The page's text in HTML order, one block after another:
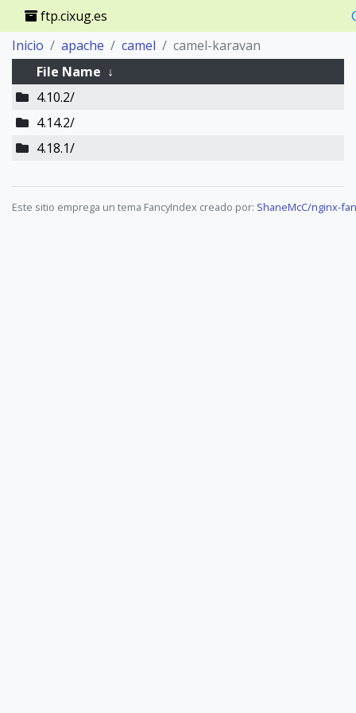
ftp.cixug.es
Inicio
apache camel
camel-karavan
File Name ↓
4.10.2/
4.14.2/
4.18.1/
Este sitio emprega un tema FancyIndex creado por: ShaneMcC/nginx-